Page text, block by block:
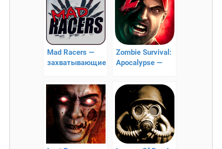
Mad Racers —
захватывающие
Zombie Survival:
Apocalypse —